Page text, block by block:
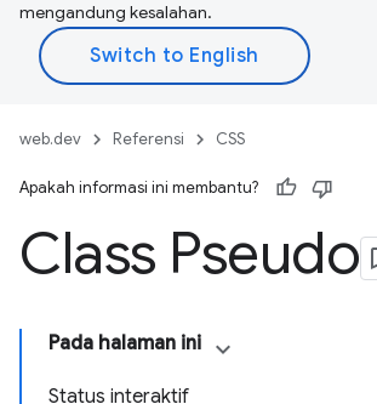
mengandung kesalahan.
web.dev Referensi CSS
Apakah informasi ini membantu?
Class Pseudo
Pada halaman ini
Status interaktif